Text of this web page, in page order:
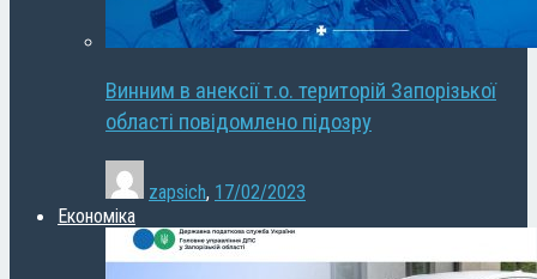
Винним в анексії т.о. територій Запорізької
області повідомлено підозру
zapsich, 17/02/2023
Економіка